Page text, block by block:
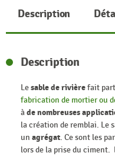
Description
Description
Lesable de rivièrefait
fabrication de mortier ou
àde nombreuses
la création de remblai. Le
un agrégat. Ce sont les
lors de la prise du ciment.